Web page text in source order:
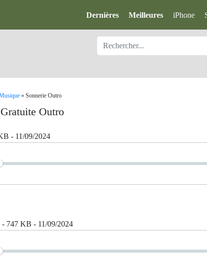
Dernières Meilleures iPhone
» Sonnerie Outro
Outro
- 11/09/2024
747 KB - 11/09/2024